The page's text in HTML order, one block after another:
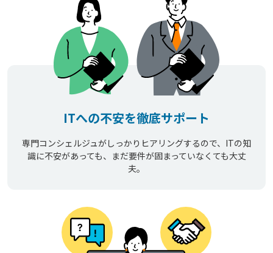
ITへの不安を徹底サポート
専門コンシェルジュがしっかりヒアリングするので、ITの知
識に不安があっても、まだ要件が固まっていなくても大丈
夫。